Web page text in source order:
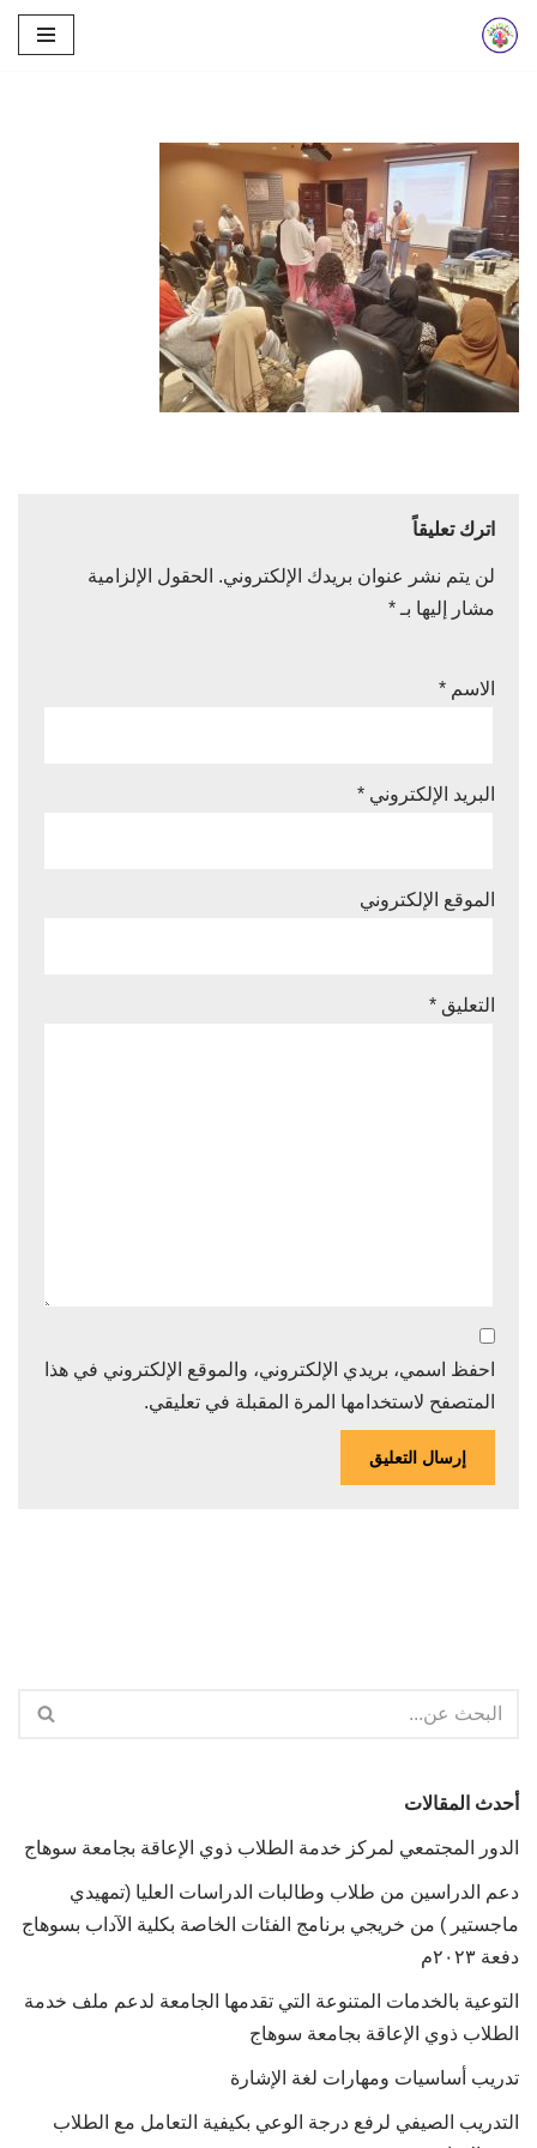
اترك تعليقاً
لن يتم نشر عنوان بريدك الإلكتروني. الحقول الإلزامية
مشار إليها بـ *
الاسم *
البريد الإلكتروني *
الموقع الإلكتروني
التعليق *
احفظ اسمي، بريدي الإلكتروني، والموقع الإلكتروني في هذا
المتصفح لاستخدامها المرة المقبلة في تعليقي.
أحدث المقالات
الدور المجتمعي لمركز خدمة الطلاب ذوي الإعاقة بجامعة سوهاج
دعم الدراسين من طلاب وطالبات الدراسات العليا (تمهيدي
ماجستير ) من خريجي برنامج الفئات الخاصة بكلية الآداب بسوهاج
دفعة ٢٠٢٣م
التوعية بالخدمات المتنوعة التي تقدمها الجامعة لدعم ملف خدمة
الطلاب ذوي الإعاقة بجامعة سوهاج
تدريب أساسيات ومهارات لغة الإشارة
التدريب الصيفي لرفع درجة الوعي بكيفية التعامل مع الطلاب